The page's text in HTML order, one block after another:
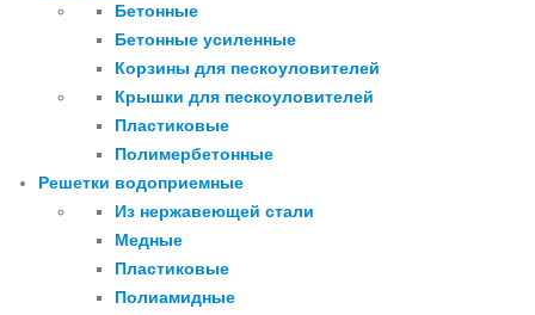
Бетонные
Бетонные усиленные
Корзины для пескоуловителей
Крышки для пескоуловителей
Пластиковые
Полимербетонные
Решетки водоприемные
Из нержавеющей стали
Медные
Пластиковые
Полиамидные